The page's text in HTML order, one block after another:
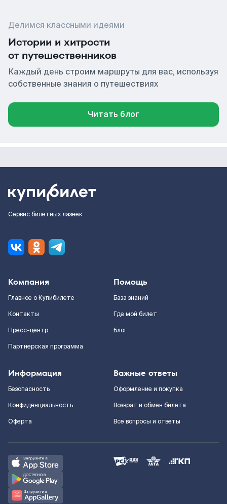
Делимся классными идеями
Истории и хитрости
от путешественников
Каждый день строим маршруты для вас, используя
собственные знания о путешествиях
Читать блог
Сервис билетных лазеек
Компания
Главное о Купибилете
Контакты
Пресс-центр
Партнерская программа
Помощь
База знаний
Где мой билет
Блог
Информация
Безопасность
Конфиденциальность
Оферта
Важные ответы
Оформление и покупка
Возврат и обмен билета
Все вопросы и ответы